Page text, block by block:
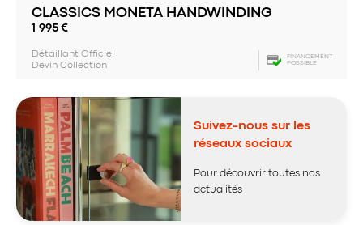
CLASSICS MONETA HANDWINDING
1 995 €
Détaillant Officiel
Devin Collection
FINANCEMENT
POSSIBLE
Suivez-nous sur les
réseaux sociaux
Pour découvrir toutes nos
actualités